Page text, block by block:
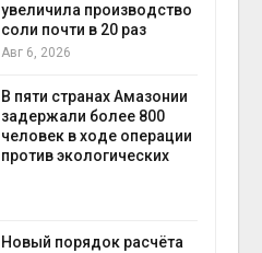
увеличила производство
соли почти в 20 раз
Авг 6, 2026
В пяти странах Амазонии
задержали более 800
человек в ходе операции
против экологических
Новый порядок расчёта